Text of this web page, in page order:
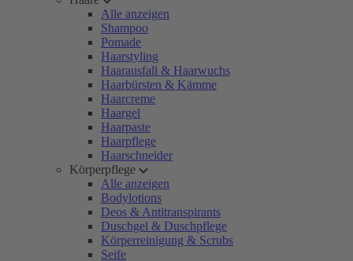
Alle anzeigen
Shampoo
Pomade
Haarstyling
Haarausfall & Haarwuchs
Haarbürsten & Kämme
Haarcreme
Haargel
Haarpaste
Haarpflege
Haarschneider
Körperpflege
Alle anzeigen
Bodylotions
Deos & Antitranspirants
Duschgel & Duschpflege
Körperreinigung & Scrubs
Seife